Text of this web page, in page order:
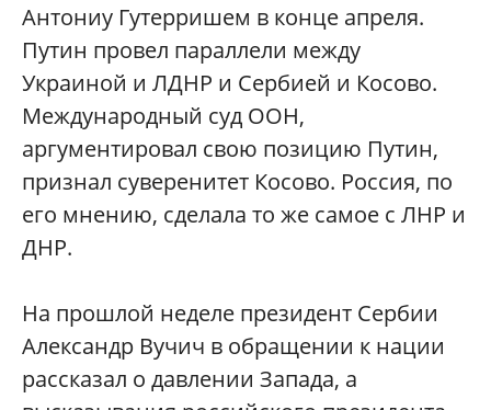
Антониу Гутерришем в конце апреля.
Путин провел параллели между
Украиной и ЛДНР и Сербией и Косово.
Международный суд ООН,
аргументировал свою позицию Путин,
признал суверенитет Косово. Россия, по
его мнению, сделала то же самое с ЛНР и
ДНР.
На прошлой неделе президент Сербии
Александр Вучич в обращении к нации
рассказал о давлении Запада, а